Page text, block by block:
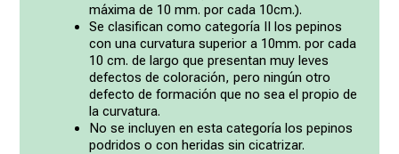
máxima de 10 mm. por cada 10cm.).
Se clasifican como categoría II los pepinos
con una curvatura superior a 10mm. por cada
10 cm. de largo que presentan muy leves
defectos de coloración, pero ningún otro
defecto de formación que no sea el propio de
la curvatura.
No se incluyen en esta categoría los pepinos
podridos o con heridas sin cicatrizar.